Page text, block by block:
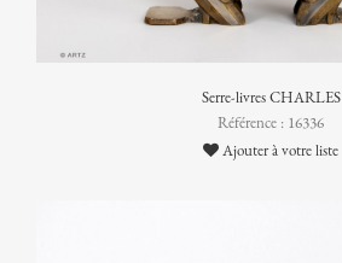
Serre-livres CHARLES
Référence : 16336
Ajouter à votre liste